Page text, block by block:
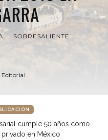
SOBRESALIENTE
Editorial
cumple 50 años como
en México